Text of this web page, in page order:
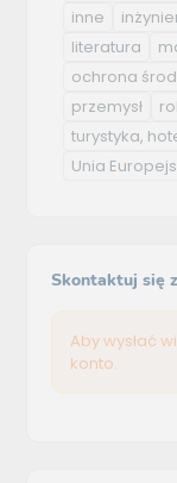
inne
literatura
ochrona
przemysł
turystyka,
Unia
Skontaktuj się
Aby wysłać
konto.